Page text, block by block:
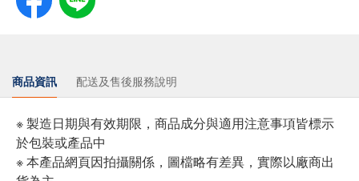
商品資訊 配送及售後服務說明
※ 製造日期與有效期限，商品成分與適用注意事項皆標示
於包裝或產品中
※ 本產品網頁因拍攝關係，圖檔略有差異，實際以廠商出